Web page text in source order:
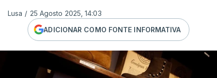
Lusa / 25 Agosto 2025, 14:03
ADICIONAR COMO FONTE INFORMATIVA